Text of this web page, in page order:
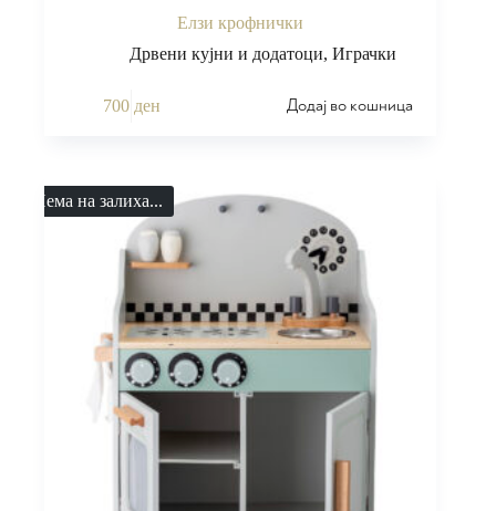
Елзи крофнички
Дрвени кујни и додатоци, Играчки
700 ден Додај во кошница
Нема на залиха...